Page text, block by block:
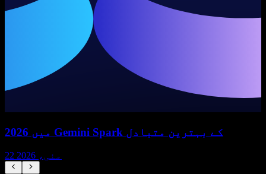
2026 میں Gemini Spark کے بہترین متبادل
22 مئی، 2026